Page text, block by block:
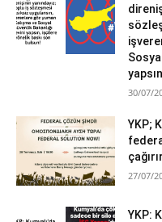
30/07/
YKP;
çağırır
27/07/
YKP: